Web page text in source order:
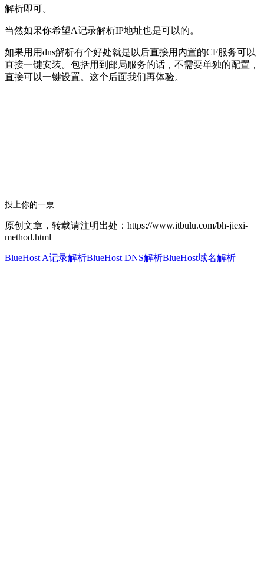
解析即可。
当然如果你希望A记录解析IP地址也是可以的。
如果用用dns解析有个好处就是以后直接用内置的CF服务可以
直接一键安装。包括用到邮局服务的话，不需要单独的配置，
直接可以一键设置。这个后面我们再体验。
投上你的一票
原创文章，转载请注明出处：https://www.itbulu.com/bh-jiexi-
method.html
BlueHost A记录解析BlueHost DNS解析BlueHost域名解析